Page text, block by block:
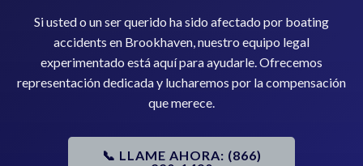
Si usted o un ser querido ha sido afectado por boating
accidents en Brookhaven, nuestro equipo legal
experimentado está aquí para ayudarle. Ofrecemos
representación dedicada y lucharemos por la compensación
que merece.
📞 LLAME AHORA: (866)